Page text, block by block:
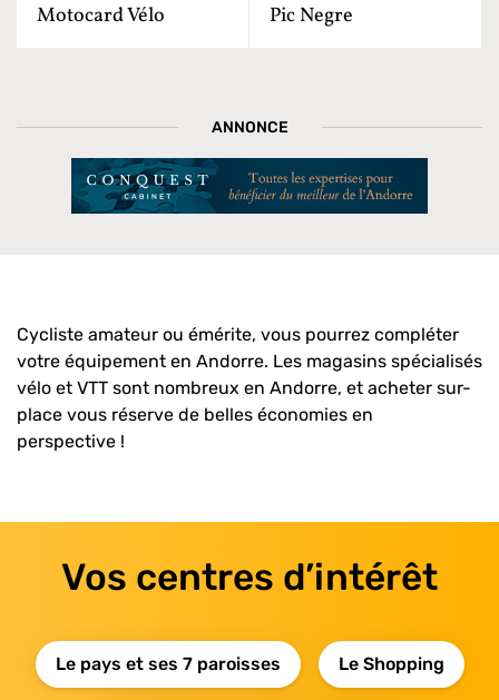
Motocard Vélo Pic Negre
ANNONCE
Cycliste amateur ou émérite, vous pourrez compléter
votre équipement en Andorre. Les magasins spécialisés
vélo et VTT sont nombreux en Andorre, et acheter sur-
place vous réserve de belles économies en
perspective !
Vos centres d’intérêt
Le pays et ses 7 paroisses Le Shopping